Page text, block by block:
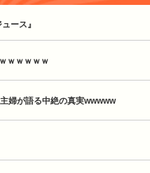
ース』
ｗｗｗｗｗ
婦が語る中絶の真実wwwww